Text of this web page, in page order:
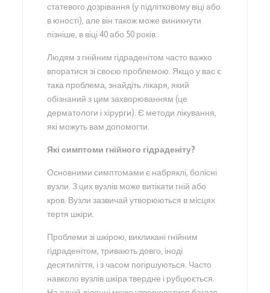
статевого дозрівання (у підлітковому віці або
в юності), але він також може виникнути
пізніше, в віці 40 або 50 років.
Людям з гнійним гідраденітом часто важко
впоратися зі своєю проблемою. Якщо у вас є
така проблема, знайдіть лікаря, який
обізнаний з цим захворюванням (це
дерматологи і хірурги). Є методи лікування,
які можуть вам допомогти.
Які симптоми гнійного гідраденіту?
Основними симптомами є набряклі, болісні
вузли. З цих вузлів може витікати гній або
кров. Вузли зазвичай утворюються в місцях
тертя шкіри.
Проблеми зі шкірою, викликані гнійним
гідраденітом, тривають довго, іноді
десятиліття, і з часом погіршуються. Часто
навколо вузлів шкіра твердне і рубцюється.